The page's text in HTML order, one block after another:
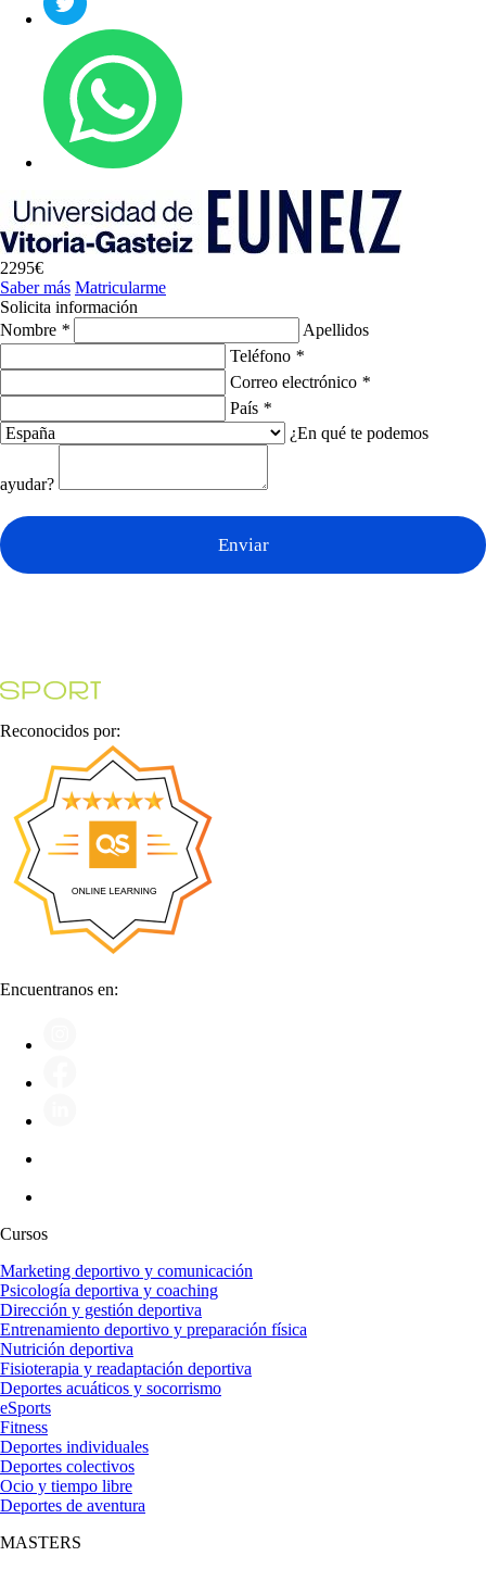
2295€
Saber más Matricularme
Solicita información
Nombre *
Apellidos
Teléfono *
Correo electrónico *
País *
¿En qué te podemos
ayudar?
Enviar
Reconocidos por:
Encuentranos en:
Cursos
Marketing deportivo y comunicación
Psicología deportiva y coaching
Dirección y gestión deportiva
Entrenamiento deportivo y preparación física
Nutrición deportiva
Fisioterapia y readaptación deportiva
Deportes acuáticos y socorrismo
eSports
Fitness
Deportes individuales
Deportes colectivos
Ocio y tiempo libre
Deportes de aventura
MASTERS